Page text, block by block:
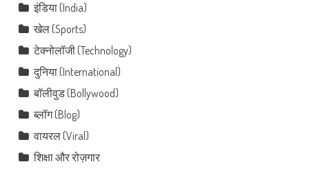
इंडिया (India)
खेल (Sports)
टेक्नोलॉजी (Technology)
दुनिया (International)
बॉलीवुड (Bollywood)
ब्लॉग (Blog)
वायरल (Viral)
शिक्षा और रोज़गार